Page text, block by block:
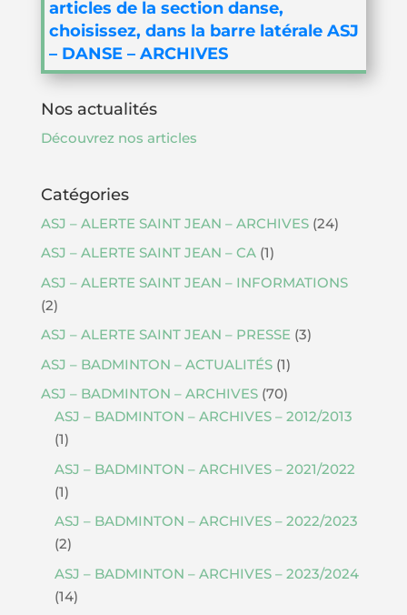
articles de la section danse,
choisissez, dans la barre latérale ASJ
– DANSE – ARCHIVES
Nos actualités
Découvrez nos articles
Catégories
ASJ – ALERTE SAINT JEAN – ARCHIVES(24)
ASJ – ALERTE SAINT JEAN – CA(1)
ASJ – ALERTE SAINT JEAN – INFORMATIONS
(2)
ASJ – ALERTE SAINT JEAN – PRESSE (3)
ASJ – BADMINTON – ACTUALITÉS(1)
ASJ – BADMINTON – ARCHIVES(70)
ASJ – BADMINTON – ARCHIVES – 2012/2013
(1)
ASJ – BADMINTON – ARCHIVES – 2021/2022
(1)
ASJ – BADMINTON – ARCHIVES – 2022/2023
(2)
ASJ – BADMINTON – ARCHIVES – 2023/2024
(14)